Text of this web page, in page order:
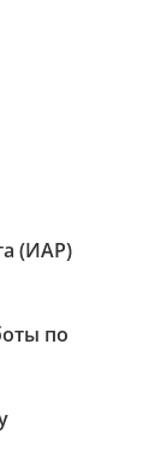
(ИАР)
по